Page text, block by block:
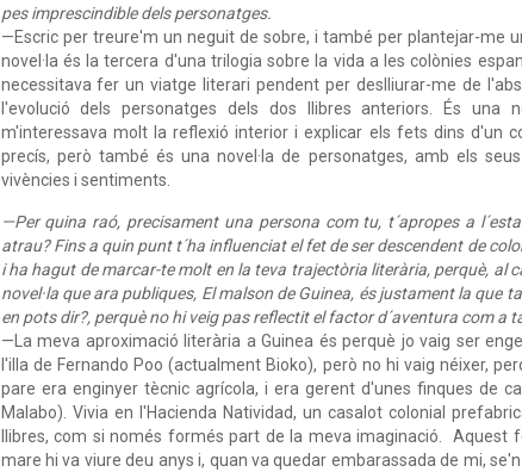
pes imprescindible dels personatges.
—Escric per treure'm un neguit de sobre, i també per plantejar-me
novel·la és la tercera d'una trilogia sobre la vida a les colònies
necessitava fer un viatge literari pendent per deslliurar-me de
l'evolució dels personatges dels dos llibres anteriors. És una
m'interessava molt la reflexió interior i explicar els fets dins d'un
precís, però també és una novel·la de personatges, amb els
vivències i sentiments.
—Per quina raó, precisament una persona com tu, t´apropes a
atrau? Fins a quin punt t´ha influenciat el fet de ser descendent de
i ha hagut de marcar-te molt en la teva trajectòria literària, perquè, al
novel·la que ara publiques, El malson de Guinea, és justament la que
en pots dir?, perquè no hi veig pas reflectit el factor d´aventura com a
—La meva aproximació literària a Guinea és perquè jo vaig ser
l'illa de Fernando Poo (actualment Bioko), però no hi vaig néixer,
pare era enginyer tècnic agrícola, i era gerent d'unes finques de
Malabo). Vivia en l'Hacienda Natividad, un casalot colonial
llibres, com si només formés part de la meva imaginació. Aquest
mare hi va viure deu anys i, quan va quedar embarassada de mi,